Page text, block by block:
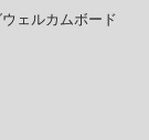
ェルカムボード